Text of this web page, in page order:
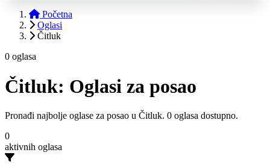
Početna
Oglasi
Čitluk
0 oglasa
Čitluk: Oglasi za posao
Pronađi najbolje oglase za posao u Čitluk. 0 oglasa dostupno.
0
aktivnih oglasa